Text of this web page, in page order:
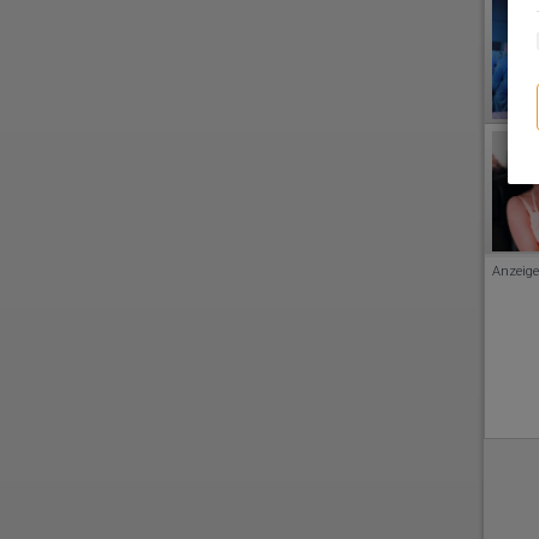
Anzeige